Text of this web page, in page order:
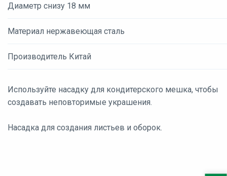
Диаметр снизу 18 мм
Материал нержавеющая сталь
Производитель Китай
Используйте насадку для кондитерского мешка, чтобы
создавать неповторимые украшения.
Насадка для создания листьев и оборок.